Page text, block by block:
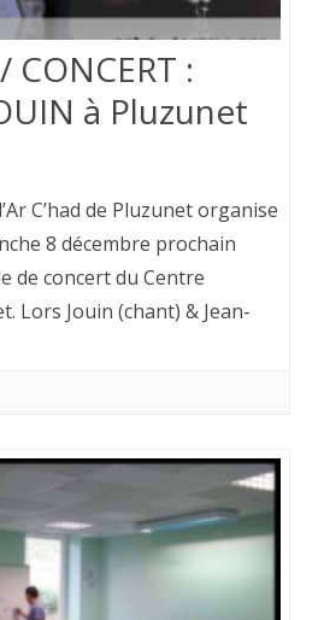
:
à Pluzunet
C’had de Pluzunet organise
8 décembre prochain
de concert du Centre
Lors Jouin (chant) & Jean-